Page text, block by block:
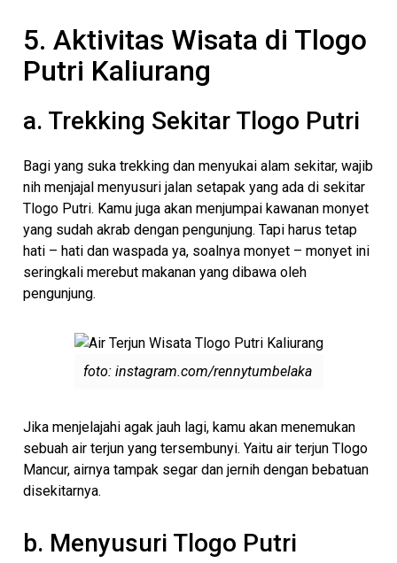
5. Aktivitas Wisata di Tlogo
Putri Kaliurang
a. Trekking Sekitar Tlogo Putri
Bagi yang suka trekking dan menyukai alam sekitar, wajib
nih menjajal menyusuri jalan setapak yang ada di sekitar
Tlogo Putri. Kamu juga akan menjumpai kawanan monyet
yang sudah akrab dengan pengunjung. Tapi harus tetap
hati – hati dan waspada ya, soalnya monyet – monyet ini
seringkali merebut makanan yang dibawa oleh
pengunjung.
foto: instagram.com/rennytumbelaka
Jika menjelajahi agak jauh lagi, kamu akan menemukan
sebuah air terjun yang tersembunyi. Yaitu air terjun Tlogo
Mancur, airnya tampak segar dan jernih dengan bebatuan
disekitarnya.
b. Menyusuri Tlogo Putri